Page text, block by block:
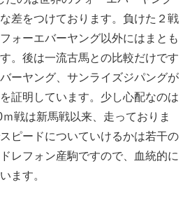
差をつけております。負けた２戦
ォーエバーヤング以外にはまとも
。後は一流古馬との比較だけです
ーヤング、サンライズジパングが
証明しています。少し心配なのは
戦は新馬戦以来、走っておりま
ピードについていけるかは若干の
レフォン産駒ですので、血統的に
ます。